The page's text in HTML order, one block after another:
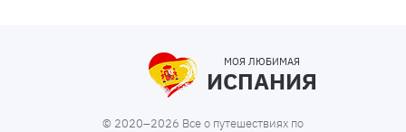
МОЯ ЛЮБИМАЯ
ИСПАНИЯ
© 2020–2026 Все о путешествиях по